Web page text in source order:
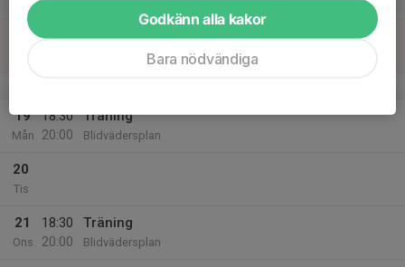
19
Mån
18:30
20:00
Träning
Blidvädersplan
20
Tis
21
Ons
18:30
20:00
Träning
Blidvädersplan
Godkänn alla kakor
Bara nödvändiga